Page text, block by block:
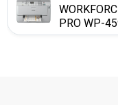
PRO WP-
DNF BE